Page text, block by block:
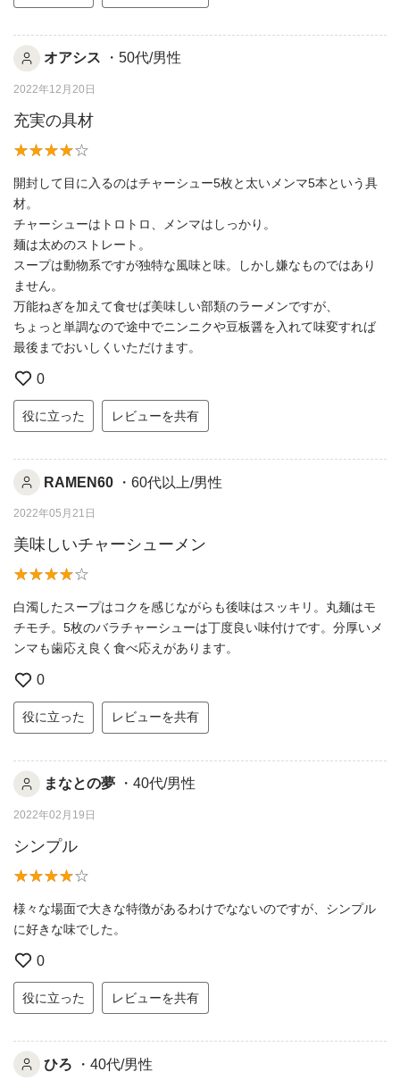
オアシス ・50代/男性
2022年12月20日
充実の具材
開封して目に入るのはチャーシュー5枚と太いメンマ5本という具
材。
チャーシューはトロトロ、メンマはしっかり。
麺は太めのストレート。
スープは動物系ですが独特な風味と味。しかし嫌なものではあり
ません。
万能ねぎを加えて食せば美味しい部類のラーメンですが、
ちょっと単調なので途中でニンニクや豆板醤を入れて味変すれば
最後までおいしくいただけます。
0
役に立った レビューを共有
RAMEN60 ・60代以上/男性
2022年05月21日
美味しいチャーシューメン
白濁したスープはコクを感じながらも後味はスッキリ。丸麺はモ
チモチ。5枚のバラチャーシューは丁度良い味付けです。分厚いメ
ンマも歯応え良く食べ応えがあります。
0
役に立った レビューを共有
まなとの夢 ・40代/男性
2022年02月19日
シンプル
様々な場面で大きな特徴があるわけでなないのですが、シンプル
に好きな味でした。
0
役に立った レビューを共有
ひろ ・40代/男性